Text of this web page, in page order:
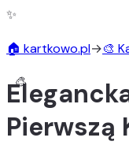
✨
🏠 kartkowo.pl→🎨
Pierwszą